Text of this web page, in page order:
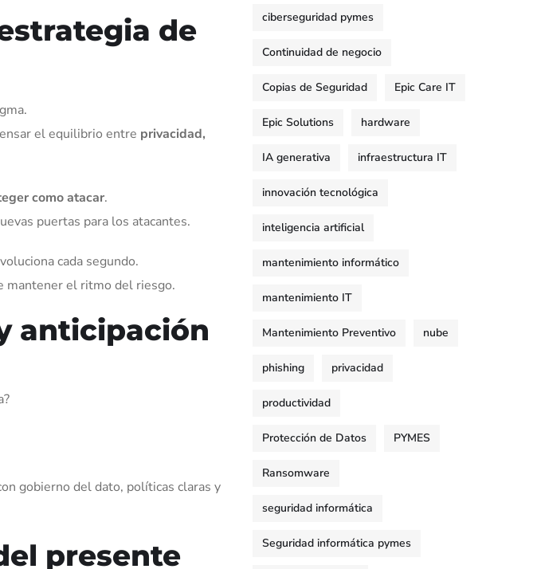
de
el equilibrio entre privacidad,
como atacar.
puertas para los atacantes.
cada segundo.
mantener el ritmo del riesgo.
anticipación
gobierno del dato, políticas claras y
presente
ciberseguridad pymes
Continuidad de negocio
Copias de Seguridad Epic Care IT
Epic Solutions hardware
IA generativa infraestructura IT
innovación tecnológica
inteligencia artificial
mantenimiento informático
mantenimiento IT
Mantenimiento Preventivo nube
phishing privacidad
productividad
Protección de Datos PYMES
Ransomware
seguridad informática
Seguridad informática pymes